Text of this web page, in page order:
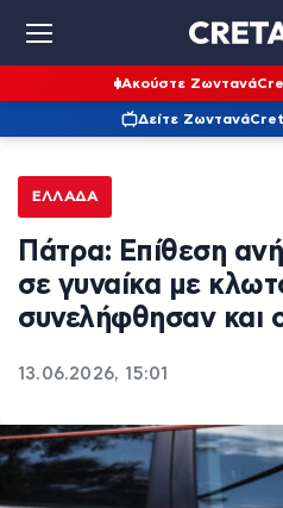
Ακούστε Ζωντανά
Δείτε Ζωντανά
ΕΛΛΆΔΑ
Πάτρα: Επίθεση
σε γυναίκα με
συνελήφθησαν και
13.06.2026, 15:01